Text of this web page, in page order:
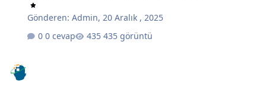
Gönderen:Admin,20 Aralık , 2025
0 cevap
435 görüntü